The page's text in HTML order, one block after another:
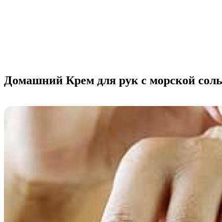
Домашний Крем для рук с морской